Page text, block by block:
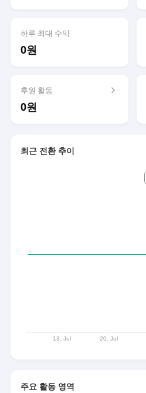
하루 최대 수익
0원
후원 활동
0원
최근 전환 추이
주요 활동 영역